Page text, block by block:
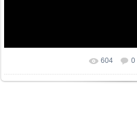
Размер фотографии:
604 0